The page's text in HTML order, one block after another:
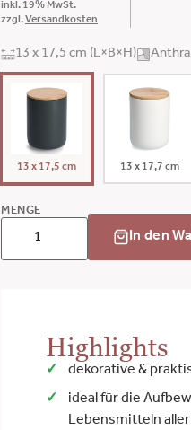
inkl. 19% MwSt.
zzgl. Versandkosten
13 x 17,5 cm (L×B×H)
13 x 17,5 cm 13 x 17,7 cm
MENGE
In den
Highlights
dekorative &
ideal für die
Lebensmitteln